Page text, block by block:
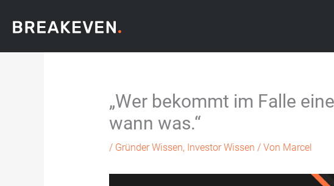
Inhalt
„Wer bekommt im Falle
wann was.“
/ Gründer Wissen, Investor Wissen / Von Marcel